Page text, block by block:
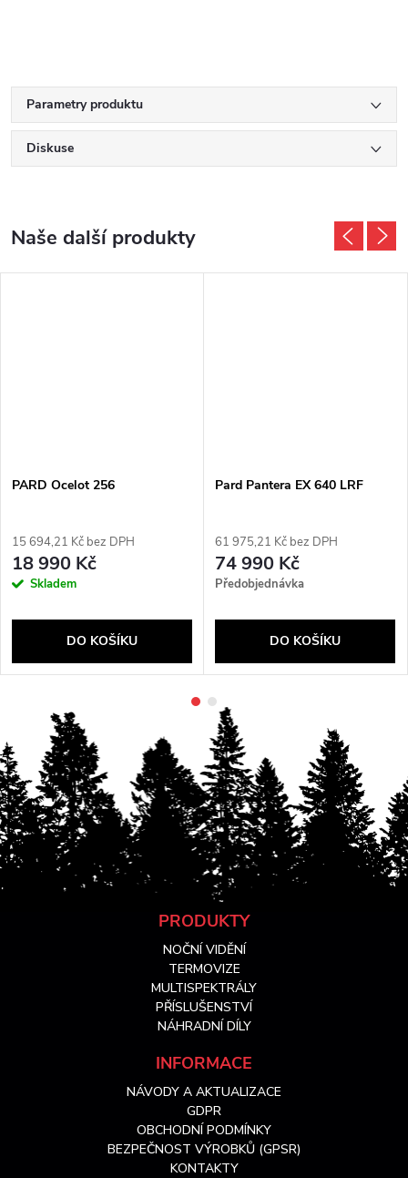
Parametry produktu
Diskuse
Naše další produkty
PARD Ocelot 256
15 694,21 Kč bez DPH
18 990 Kč
Skladem
DO KOŠÍKU
Pard Pantera EX 640 LRF
61 975,21 Kč bez DPH
74 990 Kč
Předobjednávka
DO KOŠÍKU
PRODUKTY
NOČNÍ VIDĚNÍ
TERMOVIZE
MULTISPEKTRÁLY
PŘÍSLUŠENSTVÍ
NÁHRADNÍ DÍLY
INFORMACE
NÁVODY A AKTUALIZACE
GDPR
OBCHODNÍ PODMÍNKY
BEZPEČNOST VÝROBKŮ (GPSR)
KONTAKTY